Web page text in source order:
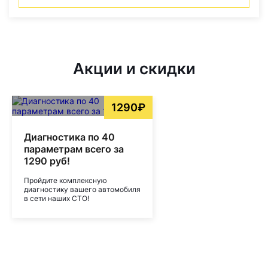
Акции и скидки
1290₽
Диагностика по 40
параметрам всего за
1290 руб!
Пройдите комплексную
диагностику вашего автомобиля
в сети наших СТО!